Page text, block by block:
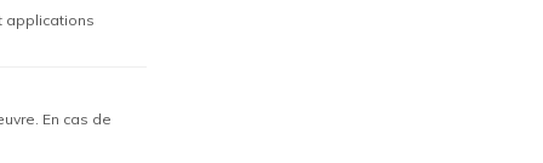
applications
En cas de